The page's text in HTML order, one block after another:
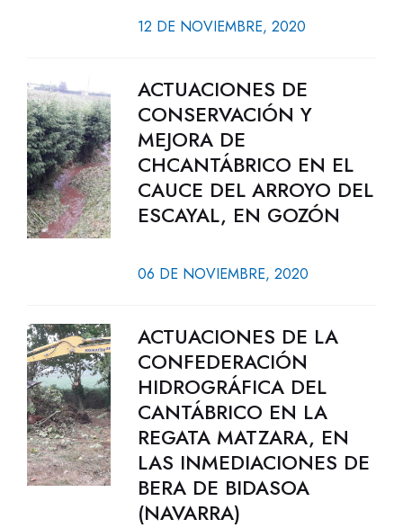
12 DE NOVIEMBRE, 2020
ACTUACIONES DE
CONSERVACIÓN Y
MEJORA DE
CHCANTÁBRICO EN EL
CAUCE DEL ARROYO DEL
ESCAYAL, EN GOZÓN
06 DE NOVIEMBRE, 2020
ACTUACIONES DE LA
CONFEDERACIÓN
HIDROGRÁFICA DEL
CANTÁBRICO EN LA
REGATA MATZARA, EN
LAS INMEDIACIONES DE
BERA DE BIDASOA
(NAVARRA)